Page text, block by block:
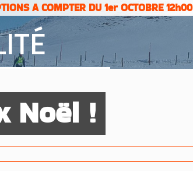
A COMPTER DU 1er OCTOBRE 12h00
Noël !